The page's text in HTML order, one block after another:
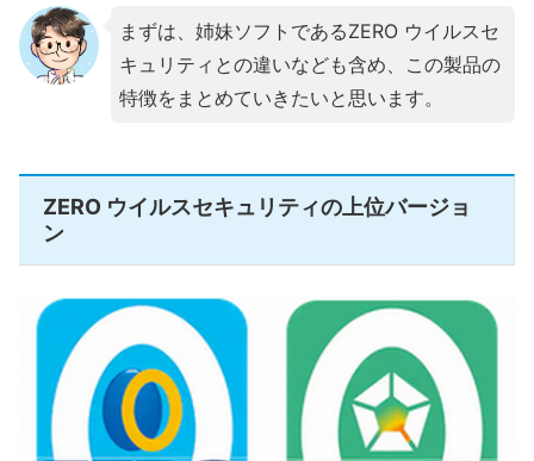
まずは、姉妹ソフトであるZERO ウイルスセ
キュリティとの違いなども含め、この製品の
特徴をまとめていきたいと思います。
ZERO ウイルスセキュリティの上位バージョ
ン